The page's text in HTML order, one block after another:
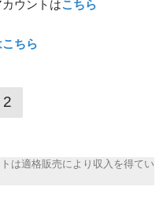
ウントはこちら
ちら
2
は適格販売により収入を得てい